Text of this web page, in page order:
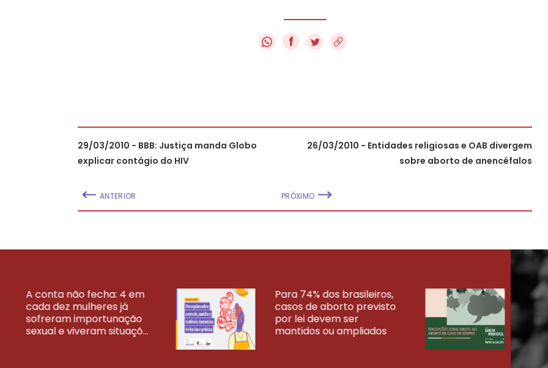
f
29/03/2010 - BBB: Justiça manda Globo
explicar contágio do HIV
ANTERIOR
26/03/2010 - Entidades religiosas e OAB divergem
sobre aborto de anencéfalos
PRÓXIMO
A conta não fecha: 4 em
cada dez mulheres já
sofreram importunação
sexual e viveram situaçõ...
Para 74% dos brasileiros,
casos de aborto previsto
por lei devem ser
mantidos ou ampliados
VEJA MAIS PESQUISAS